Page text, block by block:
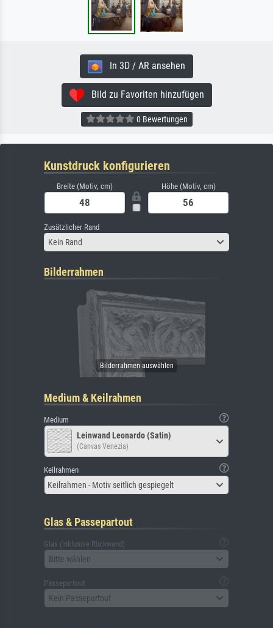
In 3D / AR ansehen
Bild zu Favoriten hinzufügen
0 Bewertungen
Kunstdruck konfigurieren
Breite (Motiv, cm) Höhe (Motiv, cm)
Zusätzlicher Rand
Kein Rand
Bilderrahmen
Medium & Keilrahmen
Medium
Leinwand Leonardo (Satin)
(Canvas Venezia)
Keilrahmen
Keilrahmen - Motiv seitlich gespiegelt
Glas & Passepartout
Glas (inklusive Rückwand)
Bitte wählen
Passepartout
Kein Passepartout